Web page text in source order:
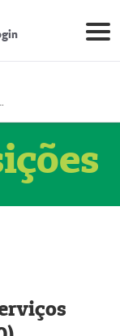
(51004335-0)